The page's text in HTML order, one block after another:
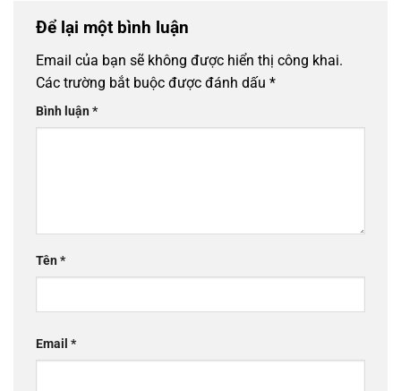
Để lại một bình luận
Email của bạn sẽ không được hiển thị công khai.
Các trường bắt buộc được đánh dấu *
Bình luận*
Tên*
Email *